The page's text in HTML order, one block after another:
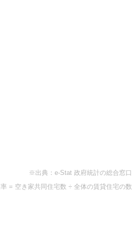
※出典：e-Stat 政府統計の総合窓口
= 空き家共同住宅数 ÷ 全体の賃貸住宅の数